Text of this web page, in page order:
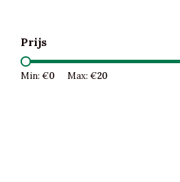
Prijs
Min: €0 Max: €20